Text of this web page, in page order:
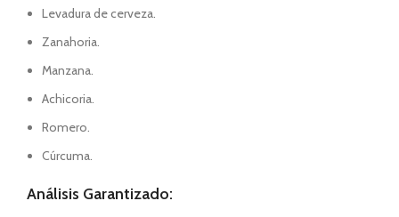
Levadura de cerveza.
Zanahoria.
Manzana.
Achicoria.
Romero.
Cúrcuma.
Análisis Garantizado: